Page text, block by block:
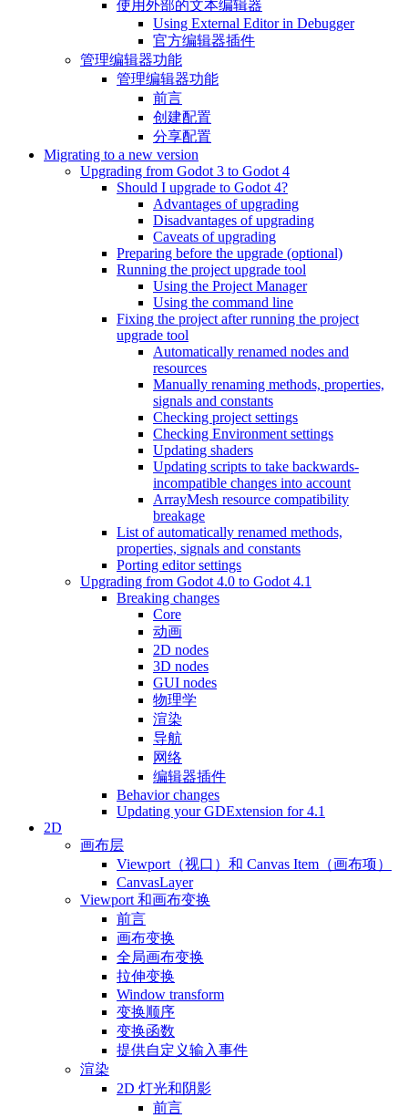
使用外部的文本编辑器
Using External Editor in Debugger
官方编辑器插件
管理编辑器功能
管理编辑器功能
前言
创建配置
分享配置
Migrating to a new version
Upgrading from Godot 3 to Godot 4
Should I upgrade to Godot 4?
Advantages of upgrading
Disadvantages of upgrading
Caveats of upgrading
Preparing before the upgrade (optional)
Running the project upgrade tool
Using the Project Manager
Using the command line
Fixing the project after running the project
upgrade tool
Automatically renamed nodes and
resources
Manually renaming methods, properties,
signals and constants
Checking project settings
Checking Environment settings
Updating shaders
Updating scripts to take backwards-
incompatible changes into account
ArrayMesh resource compatibility
breakage
List of automatically renamed methods,
properties, signals and constants
Porting editor settings
Upgrading from Godot 4.0 to Godot 4.1
Breaking changes
Core
动画
2D nodes
3D nodes
GUI nodes
物理学
渲染
导航
网络
编辑器插件
Behavior changes
Updating your GDExtension for 4.1
2D
画布层
Viewport（视口）和 Canvas Item（画布项）
CanvasLayer
Viewport 和画布变换
前言
画布变换
全局画布变换
拉伸变换
Window transform
变换顺序
变换函数
提供自定义输入事件
渲染
2D 灯光和阴影
前言